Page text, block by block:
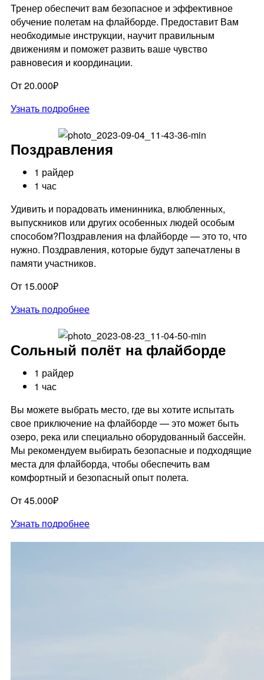
Тренер обеспечит вам безопасное и эффективное
обучение полетам на флайборде. Предоставит Вам
необходимые инструкции, научит правильным
движениям и поможет развить ваше чувство
равновесия и координации.
От 20.000₽
Узнать подробнее
Поздравления
1 райдер
1 час
Удивить и порадовать именинника, влюбленных,
выпускников или других особенных людей особым
способом?Поздравления на флайборде — это то, что
нужно. Поздравления, которые будут запечатлены в
памяти участников.
От 15.000₽
Узнать подробнее
Сольный полёт на флайборде
1 райдер
1 час
Вы можете выбрать место, где вы хотите испытать
свое приключение на флайборде — это может быть
озеро, река или специально оборудованный бассейн.
Мы рекомендуем выбирать безопасные и подходящие
места для флайборда, чтобы обеспечить вам
комфортный и безопасный опыт полета.
От 45.000₽
Узнать подробнее